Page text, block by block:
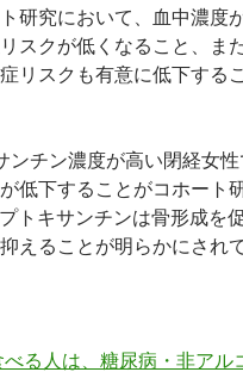
研究において、血中濃度
スクが低くなること、ま
リスクも有意に低下する
ンチン濃度が高い閉経女性
低下することがコホート
トキサンチンは骨形成を
えることが明らかにされ
る人は、糖尿病・非アル